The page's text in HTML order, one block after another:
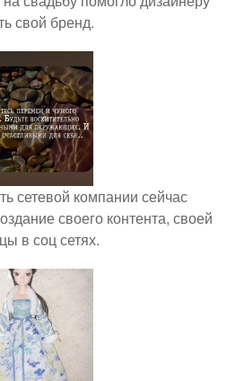
свой бренд.
сетевой компании сейчас
своего контента, своей
в соц сетях.